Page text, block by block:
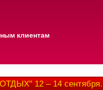
клиентам
12 – 14 сентября.